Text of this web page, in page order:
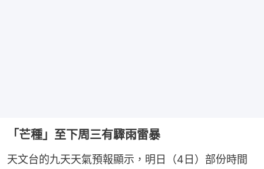
「芒種」至下周三有驟雨雷暴
天文台的九天天氣預報顯示，明日（4日）部份時間